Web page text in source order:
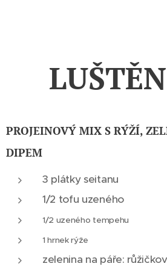
PROJEINOVÝ MIX S RÝŽÍ,
DIPEM
3 plátky seitanu
1/2 tofu uzeného
1/2 uzeného tempehu
1 hrnek rýže
zelenina na páře: